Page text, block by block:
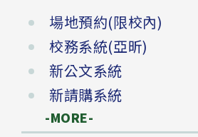
場地預約(限校內)
校務系統(亞昕)
新公文系統
新請購系統
-MORE-